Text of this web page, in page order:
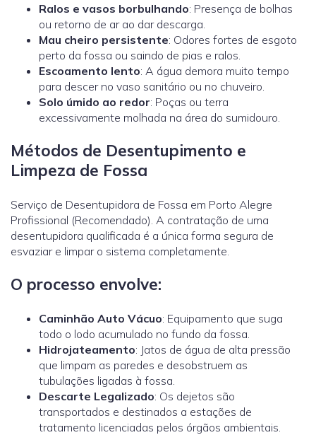
Ralos e vasos borbulhando: Presença de bolhas
ou retorno de ar ao dar descarga.
Mau cheiro persistente: Odores fortes de esgoto
perto da fossa ou saindo de pias e ralos.
Escoamento lento: A água demora muito tempo
para descer no vaso sanitário ou no chuveiro.
Solo úmido ao redor: Poças ou terra
excessivamente molhada na área do sumidouro.
Métodos de Desentupimento e
Limpeza de Fossa
Serviço de Desentupidora de Fossa em Porto Alegre
Profissional (Recomendado). A contratação de uma
desentupidora qualificada é a única forma segura de
esvaziar e limpar o sistema completamente.
O processo envolve:
Caminhão Auto Vácuo: Equipamento que suga
todo o lodo acumulado no fundo da fossa.
Hidrojateamento: Jatos de água de alta pressão
que limpam as paredes e desobstruem as
tubulações ligadas à fossa.
Descarte Legalizado: Os dejetos são
transportados e destinados a estações de
tratamento licenciadas pelos órgãos ambientais.